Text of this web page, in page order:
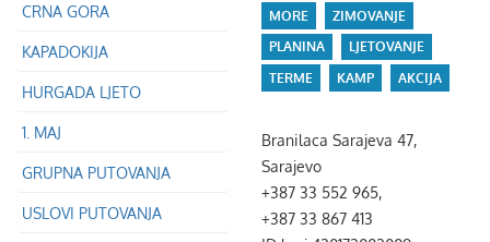
CRNA GORA
KAPADOKIJA
HURGADA LJETO
1. MAJ
GRUPNA PUTOVANJA
USLOVI PUTOVANJA
MORE
ZIMOVANJE
PLANINA
LJETOVANJE
TERME
KAMP AKCIJA
Branilaca Sarajeva 47,
Sarajevo
+387 33 552 965,
+387 33 867 413